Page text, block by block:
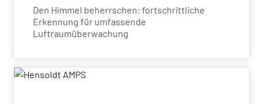
Den Himmel beherrschen: fortschrittliche
Erkennung für umfassende
Luftraumüberwachung